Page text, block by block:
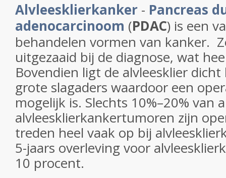
Alvleesklierkanker - Pancreas
adenocarcinoom (PDAC) is een
behandelen vormen van kanker.
uitgezaaid bij de diagnose, wat
Bovendien ligt de alvleesklier
grote slagaders waardoor een
mogelijk is. Slechts 10%–20% van
alvleesklierkankertumoren zijn
treden heel vaak op bij
5-jaars overleving voor
10 procent.